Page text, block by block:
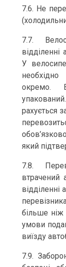
7.6. Не
7.7.
відділенні
У
окремо.
рахується
який
7.8.
відділенні
більше
умови
виїзду
7.9.